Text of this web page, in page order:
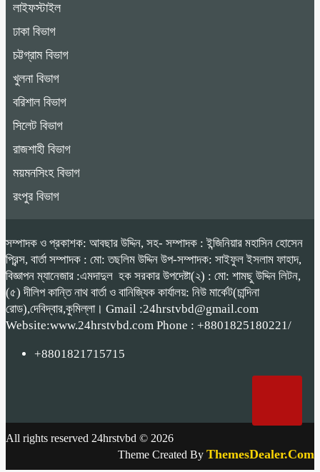
লাইফস্টাইল
ঢাকা বিভাগ
চট্টগ্রাম বিভাগ
খুলনা বিভাগ
বরিশাল বিভাগ
সিলেট বিভাগ
রাজশাহী বিভাগ
ময়মনসিংহ বিভাগ
রংপুর বিভাগ
সম্পাদক ও প্রকাশক: আবছার উদ্দিন, সহ- সম্পাদক : ইন্জিনিয়ার মহাসিন হোসেন
প্রিন্স, বার্তা সম্পাদক : মো: তছলিম উদ্দিন উপ-সম্পাদক: সাইফুল ইসলাম ফাহাদ,
বিজ্ঞাপন ম্যানেজার :এমদাদুল হক সরকার উপদেষ্টা(২) : মো: শামছু উদ্দিন লিটন,
(৫) দীলিপ কান্তি নাথ বার্তা ও বানিজ্যিক কার্যালয়: নিউ মার্কেট(চান্দিনা
রোড),দেবিদ্বার,কুমিল্লা। Gmail :24hrstvbd@gmail.com
Website:www.24hrstvbd.com Phone : +8801825180221/
+8801821715715
All rights reserved 24hrstvbd © 2026
Theme Created By ThemesDealer.Com